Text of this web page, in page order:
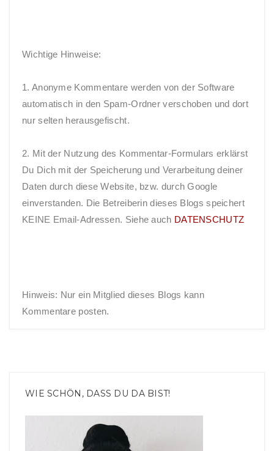
Wichtige Hinweise:
1. Anonyme Kommentare werden von der Software
automatisch in den Spam-Ordner verschoben und dort
nur selten herausgefischt.
2. Mit der Nutzung des Kommentar-Formulars erklärst
Du Dich mit der Speicherung und Verarbeitung deiner
Daten durch diese Website, bzw. durch Google
einverstanden. Die Betreiberin dieses Blogs speichert
KEINE Email-Adressen. Siehe auch DATENSCHUTZ
Hinweis: Nur ein Mitglied dieses Blogs kann
Kommentare posten.
WIE SCHÖN, DASS DU DA BIST!